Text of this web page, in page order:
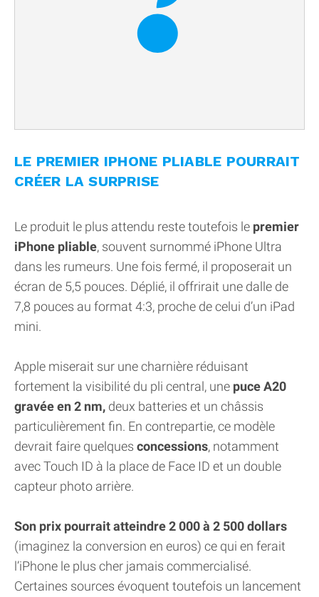
LE PREMIER IPHONE PLIABLE POURRAIT
CRÉER LA SURPRISE
Le produit le plus attendu reste toutefois le premier
iPhone pliable, souvent surnommé iPhone Ultra
dans les rumeurs. Une fois fermé, il proposerait un
écran de 5,5 pouces. Déplié, il offrirait une dalle de
7,8 pouces au format 4:3, proche de celui d’un iPad
mini.
Apple miserait sur une charnière réduisant
fortement la visibilité du pli central, une puce A20
gravée en 2 nm, deux batteries et un châssis
particulièrement fin. En contrepartie, ce modèle
devrait faire quelques concessions, notamment
avec Touch ID à la place de Face ID et un double
capteur photo arrière.
Son prix pourrait atteindre 2 000 à 2 500 dollars
(imaginez la conversion en euros) ce qui en ferait
l’iPhone le plus cher jamais commercialisé.
Certaines sources évoquent toutefois un lancement